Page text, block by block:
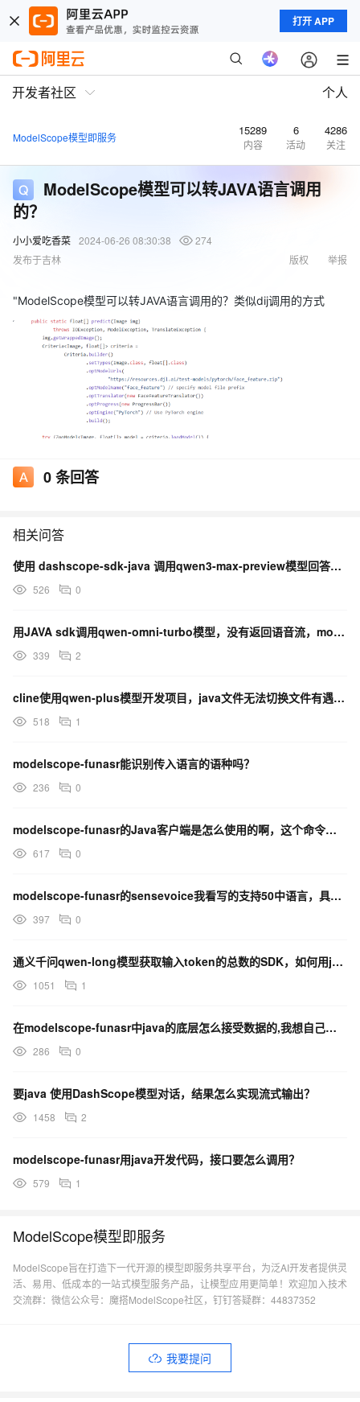
打开 APP
开发者社区 个人
ModelScope模型即服务 15289
内容
6
活动
4286
关注
ModelScope模型可以转JAVA语言调用
的？
小小爱吃香菜 2024-06-26 08:30:38
274
发布于吉林
举报
版权
"ModelScope模型可以转JAVA语言调用的？类似dij调用的方式
0条回答
相关问答
使用 dashscope-sdk-java 调用qwen3-max-preview模型回答问题，没有
526 0
用JAVA sdk调用qwen-omni-turbo模型，没有返回语音流，modalities已设置
339 2
cline使用qwen-plus模型开发项目，java文件无法切换文件有遇到过的吗，如图所示
518 1
modelscope-funasr能识别传入语言的语种吗？
236 0
modelscope-funasr的Java客户端是怎么使用的啊，这个命令要在哪里执行呢？
617 0
modelscope-funasr的sensevoice我看写的支持50中语言，具体在哪可以看到？
397 0
通义千问qwen-long模型获取输入token的总数的SDK，如何用java实现？
1051 1
在modelscope-funasr中java的底层怎么接受数据的,我想自己编写wss客户端?
286 0
要java 使用DashScope模型对话，结果怎么实现流式输出？
1458 2
modelscope-funasr用java开发代码，接口要怎么调用？
579 1
ModelScope模型即服务
ModelScope旨在打造下一代开源的模型即服务共享平台，为泛AI开发者提供灵
活、易用、低成本的一站式模型服务产品，让模型应用更简单！欢迎加入技术
交流群：微信公众号：魔搭ModelScope社区，钉钉答疑群：44837352
我要提问